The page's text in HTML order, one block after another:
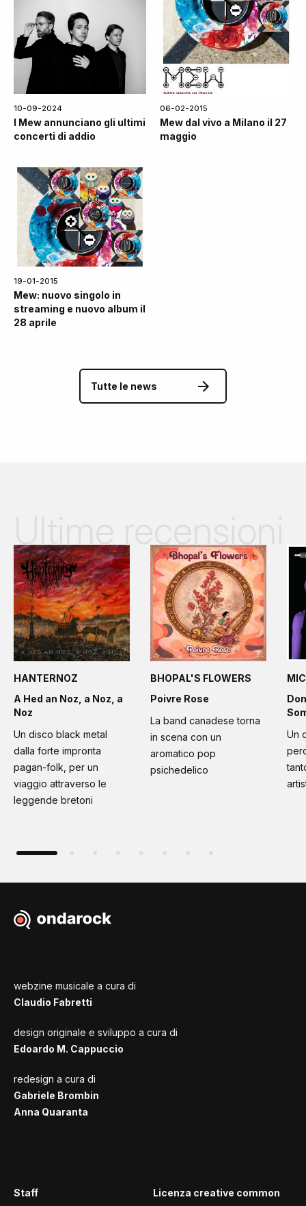
10-09-2024
I Mew annunciano gli ultimi
concerti di addio
06-02-2015
Mew dal vivo a Milano il 27
maggio
19-01-2015
Mew: nuovo singolo in
streaming e nuovo album il
28 aprile
Tutte le news
HANTERNOZ
A Hed an Noz, a Noz, a
Noz
Un disco black metal
dalla forte impronta
pagan-folk, per un
viaggio attraverso le
leggende bretoni
BHOPAL'S FLOWERS
Poivre Rose
La band canadese torna
in scena con un
aromatico pop
psichedelico
Un
webzine musicale a cura di
Claudio Fabretti
design originale e sviluppo a cura di
Edoardo M. Cappuccio
redesign a cura di
Gabriele Brombin
Anna Quaranta
Staff Licenza creative common